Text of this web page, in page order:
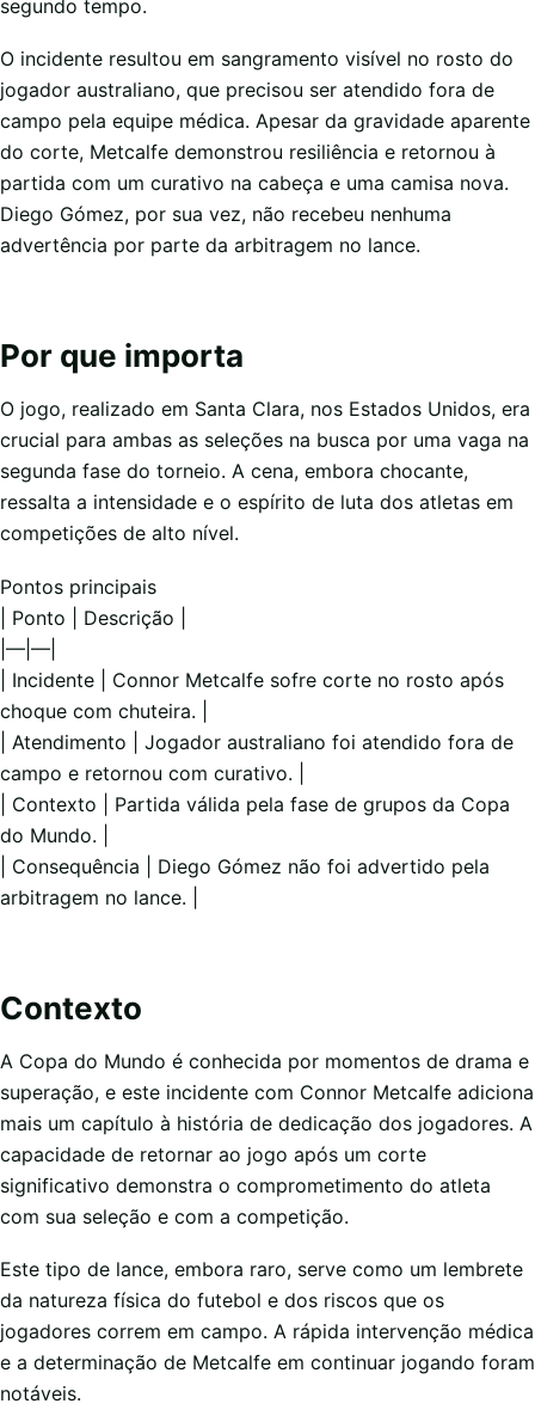
segundo tempo.
O incidente resultou em sangramento visível no rosto do
jogador australiano, que precisou ser atendido fora de
campo pela equipe médica. Apesar da gravidade aparente
do corte, Metcalfe demonstrou resiliência e retornou à
partida com um curativo na cabeça e uma camisa nova.
Diego Gómez, por sua vez, não recebeu nenhuma
advertência por parte da arbitragem no lance.
Por que importa
O jogo, realizado em Santa Clara, nos Estados Unidos, era
crucial para ambas as seleções na busca por uma vaga na
segunda fase do torneio. A cena, embora chocante,
ressalta a intensidade e o espírito de luta dos atletas em
competições de alto nível.
Pontos principais
| Ponto | Descrição |
|—|—|
| Incidente | Connor Metcalfe sofre corte no rosto após
choque com chuteira. |
| Atendimento | Jogador australiano foi atendido fora de
campo e retornou com curativo. |
| Contexto | Partida válida pela fase de grupos da Copa
do Mundo. |
| Consequência | Diego Gómez não foi advertido pela
arbitragem no lance. |
Contexto
A Copa do Mundo é conhecida por momentos de drama e
superação, e este incidente com Connor Metcalfe adiciona
mais um capítulo à história de dedicação dos jogadores. A
capacidade de retornar ao jogo após um corte
significativo demonstra o comprometimento do atleta
com sua seleção e com a competição.
Este tipo de lance, embora raro, serve como um lembrete
da natureza física do futebol e dos riscos que os
jogadores correm em campo. A rápida intervenção médica
e a determinação de Metcalfe em continuar jogando foram
notáveis.